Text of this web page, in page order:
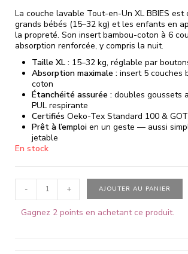
La couche lavable Tout-en-Un XL BBIES est
grands bébés (15–32 kg) et les enfants en
la propreté. Son insert bambou-coton à 6
absorption renforcée, y compris la nuit.
Taille XL : 15–32 kg, réglable par
Absorption maximale : insert 5 couches
coton
Étanchéité assurée : doubles goussets
PUL respirante
Certifiés Oeko-Tex Standard 100 &
Prêt à l’emploi en un geste — aussi
jetable
En stock
- + AJOUTER AU PANIER
Gagnez 2 points en achetant ce produit.